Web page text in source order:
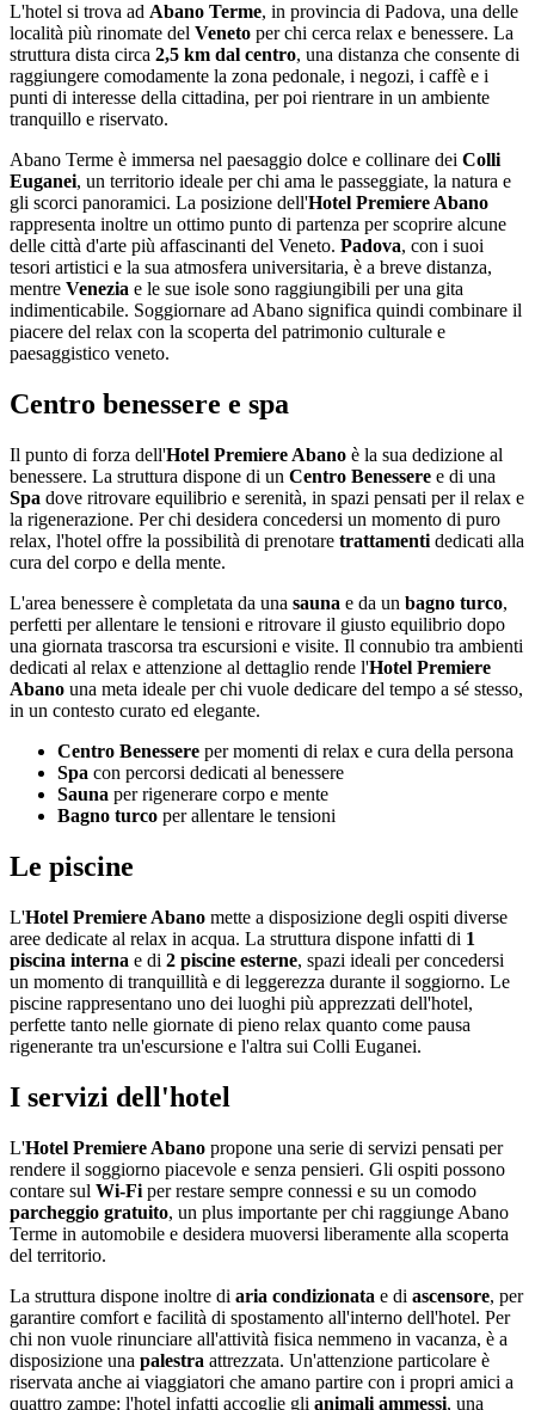
L'hotel si trova ad Abano Terme, in provincia di Padova, una delle
località più rinomate del Veneto per chi cerca relax e benessere. La
struttura dista circa 2,5 km dal centro, una distanza che consente di
raggiungere comodamente la zona pedonale, i negozi, i caffè e i
punti di interesse della cittadina, per poi rientrare in un ambiente
tranquillo e riservato.
Abano Terme è immersa nel paesaggio dolce e collinare dei Colli
Euganei, un territorio ideale per chi ama le passeggiate, la natura e
gli scorci panoramici. La posizione dell'Hotel Premiere Abano
rappresenta inoltre un ottimo punto di partenza per scoprire alcune
delle città d'arte più affascinanti del Veneto. Padova, con i suoi
tesori artistici e la sua atmosfera universitaria, è a breve distanza,
mentre Venezia e le sue isole sono raggiungibili per una gita
indimenticabile. Soggiornare ad Abano significa quindi combinare il
piacere del relax con la scoperta del patrimonio culturale e
paesaggistico veneto.
Centro benessere e spa
Il punto di forza dell'Hotel Premiere Abano è la sua dedizione al
benessere. La struttura dispone di un Centro Benessere e di una
Spa dove ritrovare equilibrio e serenità, in spazi pensati per il relax e
la rigenerazione. Per chi desidera concedersi un momento di puro
relax, l'hotel offre la possibilità di prenotare trattamenti dedicati alla
cura del corpo e della mente.
L'area benessere è completata da una sauna e da un bagno turco,
perfetti per allentare le tensioni e ritrovare il giusto equilibrio dopo
una giornata trascorsa tra escursioni e visite. Il connubio tra ambienti
dedicati al relax e attenzione al dettaglio rende l'Hotel Premiere
Abano una meta ideale per chi vuole dedicare del tempo a sé stesso,
in un contesto curato ed elegante.
Centro Benessere per momenti di relax e cura della persona
Spa con percorsi dedicati al benessere
Sauna per rigenerare corpo e mente
Bagno turco per allentare le tensioni
Le piscine
L'Hotel Premiere Abano mette a disposizione degli ospiti diverse
aree dedicate al relax in acqua. La struttura dispone infatti di 1
piscina interna e di 2 piscine esterne, spazi ideali per concedersi
un momento di tranquillità e di leggerezza durante il soggiorno. Le
piscine rappresentano uno dei luoghi più apprezzati dell'hotel,
perfette tanto nelle giornate di pieno relax quanto come pausa
rigenerante tra un'escursione e l'altra sui Colli Euganei.
I servizi dell'hotel
L'Hotel Premiere Abano propone una serie di servizi pensati per
rendere il soggiorno piacevole e senza pensieri. Gli ospiti possono
contare sul Wi-Fi per restare sempre connessi e su un comodo
parcheggio gratuito, un plus importante per chi raggiunge Abano
Terme in automobile e desidera muoversi liberamente alla scoperta
del territorio.
La struttura dispone inoltre di aria condizionata e di ascensore, per
garantire comfort e facilità di spostamento all'interno dell'hotel. Per
chi non vuole rinunciare all'attività fisica nemmeno in vacanza, è a
disposizione una palestra attrezzata. Un'attenzione particolare è
riservata anche ai viaggiatori che amano partire con i propri amici a
quattro zampe: l'hotel infatti accoglie gli animali ammessi, una